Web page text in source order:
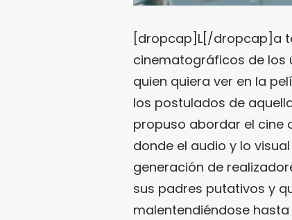
[dropcap]L[/dropcap]a
cinematográficos de los
quien quiera ver en la
los postulados de
propuso abordar el cine
donde el audio y lo
generación de
sus padres putativos y
malentendiéndose